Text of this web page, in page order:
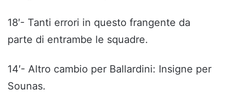
18′- Tanti errori in questo frangente da
parte di entrambe le squadre.
14′- Altro cambio per Ballardini: Insigne per
Sounas.